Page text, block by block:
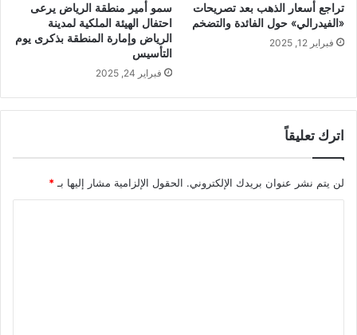
تراجع أسعار الذهب بعد تصريحات
«الفيدرالي» حول الفائدة والتضخم
فبراير 12, 2025
سمو أمير منطقة الرياض يرعى
احتفال الهيئة الملكية لمدينة
الرياض وإمارة المنطقة بذكرى يوم
التأسيس
فبراير 24, 2025
اترك تعليقاً
لن يتم نشر عنوان بريدك الإلكتروني. الحقول الإلزامية مشار إليها بـ*